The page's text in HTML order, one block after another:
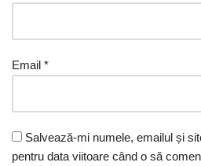
Email *
Salvează-mi numele, emailul și
pentru data viitoare când o să